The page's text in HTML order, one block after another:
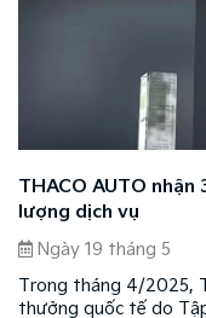
THACO AUTO
lượng dịch vụ
Ngày 19 tháng 5
Trong tháng 4/2025,
thưởng quốc tế do